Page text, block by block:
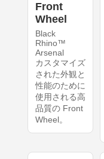
Front
Wheel
Black
Rhino™
Arsenal
カスタマイズ
された外観と
性能のために
使用される高
品質の Front
Wheel。